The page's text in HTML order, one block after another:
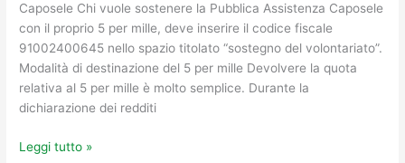
Caposele Chi vuole sostenere la Pubblica Assistenza Caposele
con il proprio 5 per mille, deve inserire il codice fiscale
91002400645 nello spazio titolato “sostegno del volontariato”.
Modalità di destinazione del 5 per mille Devolvere la quota
relativa al 5 per mille è molto semplice. Durante la
dichiarazione dei redditi
Leggi tutto »